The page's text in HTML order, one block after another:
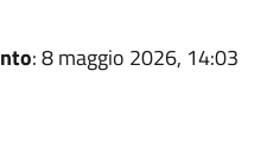
: 8 maggio 2026, 14:03